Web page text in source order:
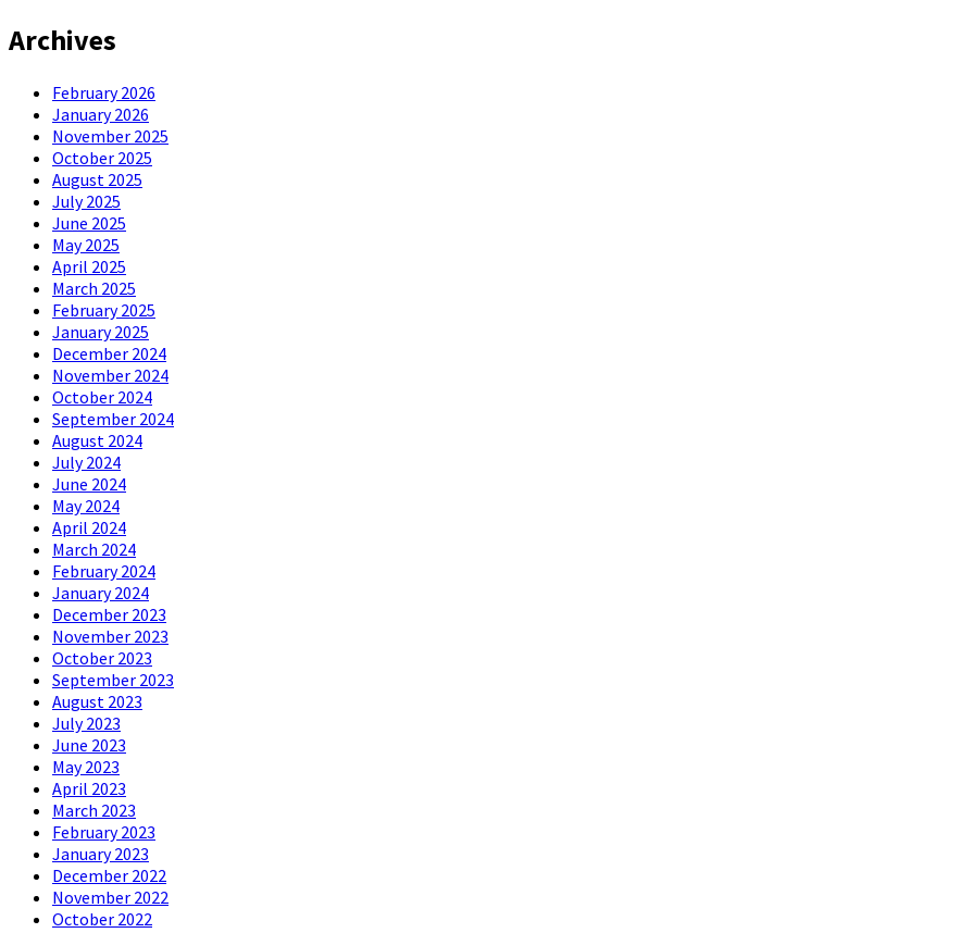
Archives
February 2026
January 2026
November 2025
October 2025
August 2025
July 2025
June 2025
May 2025
April 2025
March 2025
February 2025
January 2025
December 2024
November 2024
October 2024
September 2024
August 2024
July 2024
June 2024
May 2024
April 2024
March 2024
February 2024
January 2024
December 2023
November 2023
October 2023
September 2023
August 2023
July 2023
June 2023
May 2023
April 2023
March 2023
February 2023
January 2023
December 2022
November 2022
October 2022